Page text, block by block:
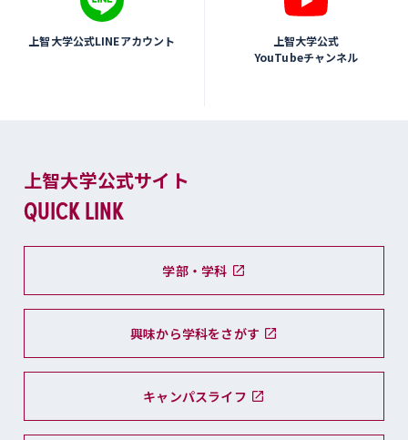
上智大学公式LINEアカウント
上智大学公式
YouTubeチャンネル
上智大学公式サイト
QUICK LINK
学部・学科
興味から学科をさがす
キャンパスライフ